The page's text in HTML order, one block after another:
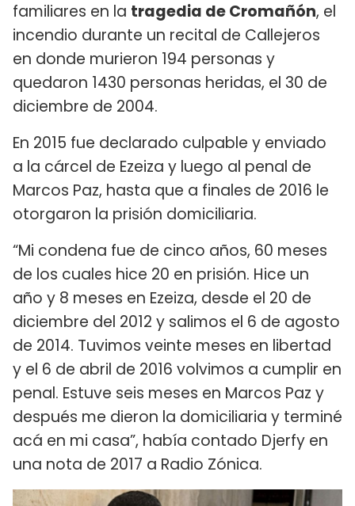
familiares en la tragedia de Cromañón, el
incendio durante un recital de Callejeros
en donde murieron 194 personas y
quedaron 1430 personas heridas, el 30 de
diciembre de 2004.
En 2015 fue declarado culpable y enviado
a la cárcel de Ezeiza y luego al penal de
Marcos Paz, hasta que a finales de 2016 le
otorgaron la prisión domiciliaria.
“Mi condena fue de cinco años, 60 meses
de los cuales hice 20 en prisión. Hice un
año y 8 meses en Ezeiza, desde el 20 de
diciembre del 2012 y salimos el 6 de agosto
de 2014. Tuvimos veinte meses en libertad
y el 6 de abril de 2016 volvimos a cumplir en
penal. Estuve seis meses en Marcos Paz y
después me dieron la domiciliaria y terminé
acá en mi casa”, había contado Djerfy en
una nota de 2017 a Radio Zónica.